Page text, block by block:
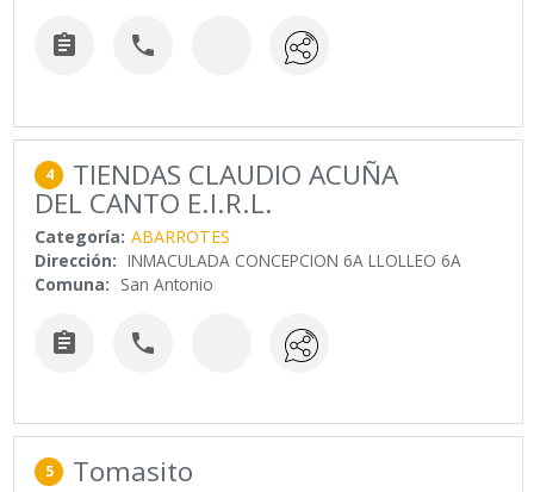
 
4 TIENDAS CLAUDIO ACUÑA
DEL CANTO E.I.R.L.
Categoría: ABARROTES
Dirección: INMACULADA CONCEPCION 6A LLOLLEO 6A
Comuna: San Antonio
 
5 Tomasito